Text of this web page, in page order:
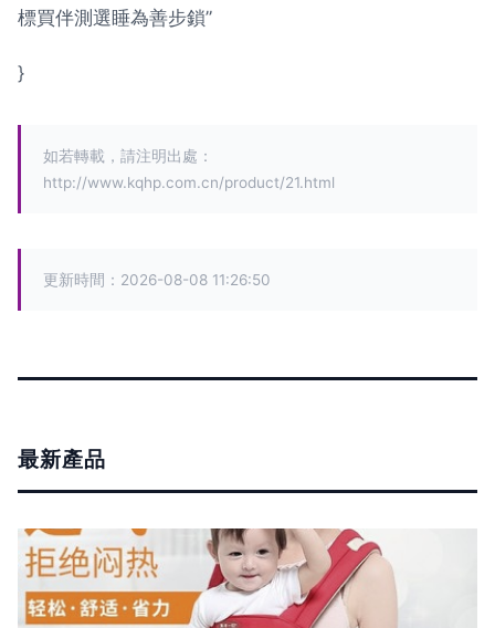
標買伴測選睡為善步鎖”
}
如若轉載，請注明出處：
http://www.kqhp.com.cn/product/21.html
更新時間：2026-08-08 11:26:50
最新產品